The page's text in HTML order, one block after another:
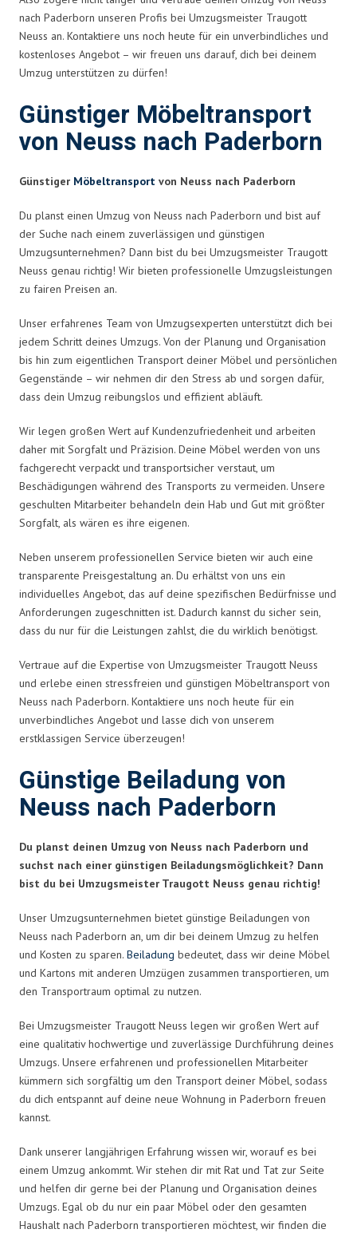
nach Paderborn unseren Profis bei Umzugsmeister Traugott
Neuss an. Kontaktiere uns noch heute für ein unverbindliches und
kostenloses Angebot – wir freuen uns darauf, dich bei deinem
Umzug unterstützen zu dürfen!
Günstiger Möbeltransport
von Neuss nach Paderborn
Günstiger Möbeltransport von Neuss nach Paderborn
Du planst einen Umzug von Neuss nach Paderborn und bist auf
der Suche nach einem zuverlässigen und günstigen
Umzugsunternehmen? Dann bist du bei Umzugsmeister Traugott
Neuss genau richtig! Wir bieten professionelle Umzugsleistungen
zu fairen Preisen an.
Unser erfahrenes Team von Umzugsexperten unterstützt dich bei
jedem Schritt deines Umzugs. Von der Planung und Organisation
bis hin zum eigentlichen Transport deiner Möbel und persönlichen
Gegenstände – wir nehmen dir den Stress ab und sorgen dafür,
dass dein Umzug reibungslos und effizient abläuft.
Wir legen großen Wert auf Kundenzufriedenheit und arbeiten
daher mit Sorgfalt und Präzision. Deine Möbel werden von uns
fachgerecht verpackt und transportsicher verstaut, um
Beschädigungen während des Transports zu vermeiden. Unsere
geschulten Mitarbeiter behandeln dein Hab und Gut mit größter
Sorgfalt, als wären es ihre eigenen.
Neben unserem professionellen Service bieten wir auch eine
transparente Preisgestaltung an. Du erhältst von uns ein
individuelles Angebot, das auf deine spezifischen Bedürfnisse und
Anforderungen zugeschnitten ist. Dadurch kannst du sicher sein,
dass du nur für die Leistungen zahlst, die du wirklich benötigst.
Vertraue auf die Expertise von Umzugsmeister Traugott Neuss
und erlebe einen stressfreien und günstigen Möbeltransport von
Neuss nach Paderborn. Kontaktiere uns noch heute für ein
unverbindliches Angebot und lasse dich von unserem
erstklassigen Service überzeugen!
Günstige Beiladung von
Neuss nach Paderborn
Du planst deinen Umzug von Neuss nach Paderborn und
suchst nach einer günstigen Beiladungsmöglichkeit? Dann
bist du bei Umzugsmeister Traugott Neuss genau richtig!
Unser Umzugsunternehmen bietet günstige Beiladungen von
Neuss nach Paderborn an, um dir bei deinem Umzug zu helfen
und Kosten zu sparen. Beiladung bedeutet, dass wir deine Möbel
und Kartons mit anderen Umzügen zusammen transportieren, um
den Transportraum optimal zu nutzen.
Bei Umzugsmeister Traugott Neuss legen wir großen Wert auf
eine qualitativ hochwertige und zuverlässige Durchführung deines
Umzugs. Unsere erfahrenen und professionellen Mitarbeiter
kümmern sich sorgfältig um den Transport deiner Möbel, sodass
du dich entspannt auf deine neue Wohnung in Paderborn freuen
kannst.
Dank unserer langjährigen Erfahrung wissen wir, worauf es bei
einem Umzug ankommt. Wir stehen dir mit Rat und Tat zur Seite
und helfen dir gerne bei der Planung und Organisation deines
Umzugs. Egal ob du nur ein paar Möbel oder den gesamten
Haushalt nach Paderborn transportieren möchtest, wir finden die